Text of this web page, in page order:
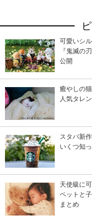
可愛いシ
『鬼滅の
公開
癒やしの
人気タレ
スタバ新
いくつ知
天使級に
ペットと
まとめ